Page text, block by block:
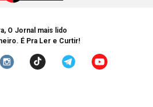
O Jornal mais lido
É Pra Ler e Curtir!